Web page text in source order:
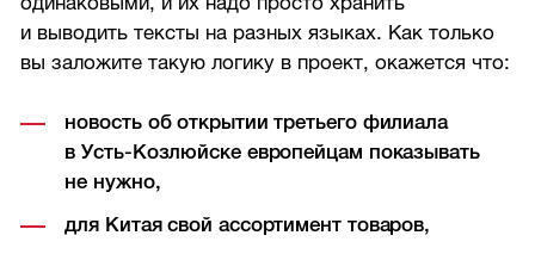
и выводить тексты на разных языках. Как только
вы заложите такую логику в проект, окажется что:
новость об открытии третьего филиала
в Усть-Козлюйске европейцам показывать
не нужно,
для Китая свой ассортимент товаров,